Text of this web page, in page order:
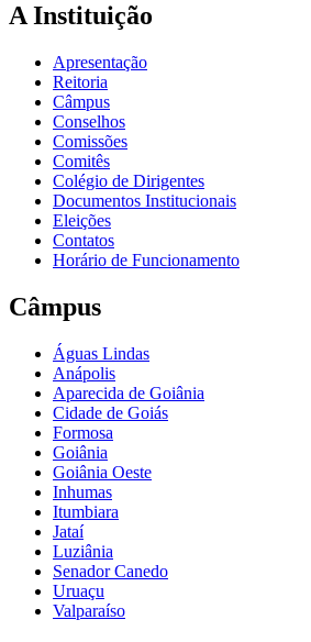
A Instituição
Apresentação
Reitoria
Câmpus
Conselhos
Comissões
Comitês
Colégio de Dirigentes
Documentos Institucionais
Eleições
Contatos
Horário de Funcionamento
Câmpus
Águas Lindas
Anápolis
Aparecida de Goiânia
Cidade de Goiás
Formosa
Goiânia
Goiânia Oeste
Inhumas
Itumbiara
Jataí
Luziânia
Senador Canedo
Uruaçu
Valparaíso